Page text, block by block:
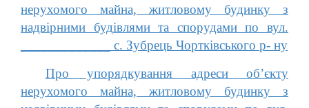
нерухомого майна, житловому будинку з
надвірними будівлями та спорудами по вул.
_____________ с. Зубрець Чортківського р- ну
Про упорядкування адреси об’єкту
нерухомого майна, житловому будинку з